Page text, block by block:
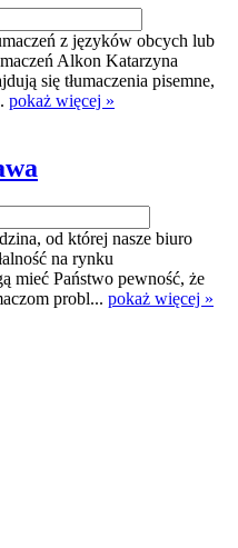
z języków obcych lub
Alkon Katarzyna
się tłumaczenia pisemne,
pokaż więcej »
od której nasze biuro
na rynku
mieć Państwo pewność, że
probl... pokaż więcej »